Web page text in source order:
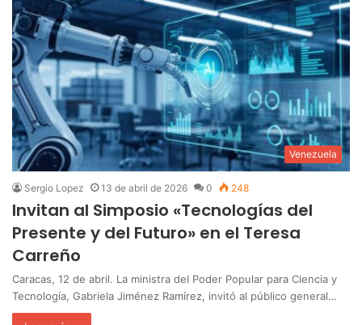
Venezuela
Sergio Lopez 13 de abril de 2026 0 248
Invitan al Simposio «Tecnologías del
Presente y del Futuro» en el Teresa
Carreño
‎Caracas, 12 de abril. La ministra del Poder Popular para Ciencia y
Tecnología, Gabriela Jiménez Ramírez, invitó al público general…